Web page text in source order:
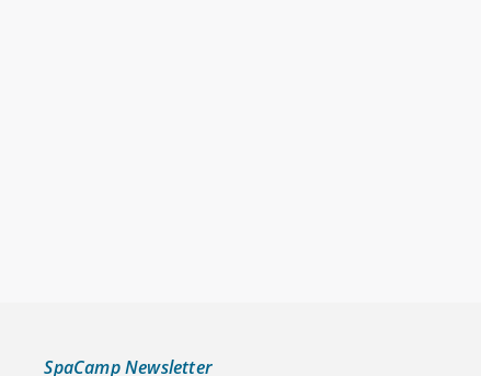
SpaCamp Newsletter